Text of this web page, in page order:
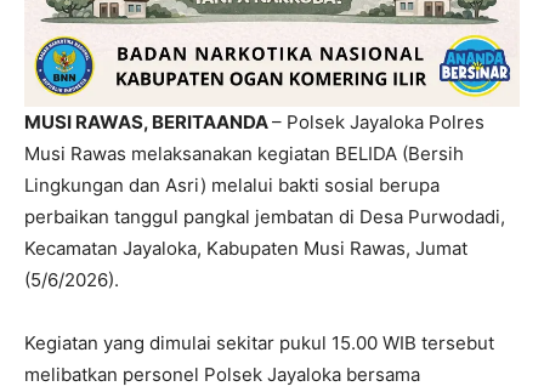
MUSI RAWAS, BERITAANDA– Polsek Jayaloka Polres
Musi Rawas melaksanakan kegiatan BELIDA (Bersih
Lingkungan dan Asri) melalui bakti sosial berupa
perbaikan tanggul pangkal jembatan di Desa Purwodadi,
Kecamatan Jayaloka, Kabupaten Musi Rawas, Jumat
(5/6/2026).
Kegiatan yang dimulai sekitar pukul 15.00 WIB tersebut
melibatkan personel Polsek Jayaloka bersama